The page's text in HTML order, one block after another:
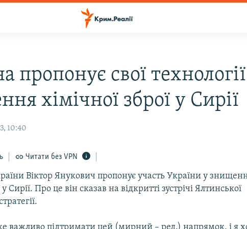
пропонує свої
хімічної зброї у Сирії
10:40
Читати без VPN
Віктор Янукович пропонує участь України у
у Сирії. Про це він сказав на відкритті зустрічі Ялтинської